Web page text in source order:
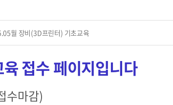
월 장비(3D프린터) 기초교육
접수 페이지입니다
수마감)